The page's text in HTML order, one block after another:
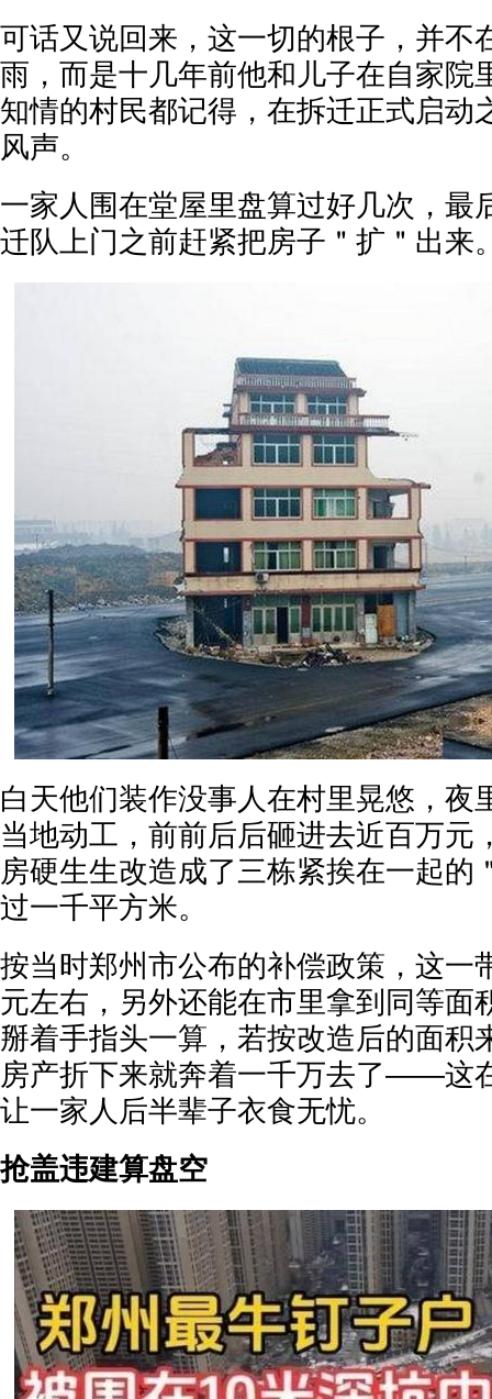
可话又说回来，这一切的根子，并不
雨，而是十几年前他和儿子在自家院
知情的村民都记得，在拆迁正式启动
风声。
一家人围在堂屋里盘算过好几次，最
迁队上门之前赶紧把房子＂扩＂出来
白天他们装作没事人在村里晃悠，夜
当地动工，前前后后砸进去近百万元
房硬生生改造成了三栋紧挨在一起的
过一千平方米。
按当时郑州市公布的补偿政策，这一
元左右，另外还能在市里拿到同等面
掰着手指头一算，若按改造后的面积
房产折下来就奔着一千万去了——这
让一家人后半辈子衣食无忧。
抢盖违建算盘空